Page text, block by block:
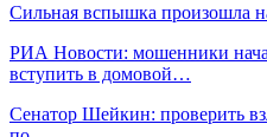
Сильная вспышка произошла
РИА Новости: мошенники
вступить в домовой…
Сенатор Шейкин: проверить